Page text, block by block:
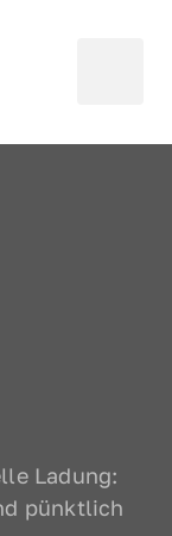
Ladung:
pünktlich